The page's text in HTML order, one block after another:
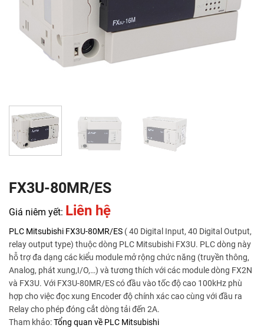
FX3U-80MR/ES
Giá niêm yết: Liên hệ
PLC Mitsubishi FX3U-80MR/ES ( 40 Digital Input, 40 Digital Output,
relay output type) thuộc dòng PLC Mitsubishi FX3U. PLC dòng này
hỗ trợ đa dạng các kiểu module mở rộng chức năng (truyền thông,
Analog, phát xung,I/O,…) và tương thích với các module dòng FX2N
và FX3U. Với FX3U-80MR/ES có đầu vào tốc độ cao 100kHz phù
hợp cho việc đọc xung Encoder độ chính xác cao cùng với đầu ra
Relay cho phép đóng cắt dòng tải đến 2A.
Tham khảo:Tổng quan về PLC Mitsubishi